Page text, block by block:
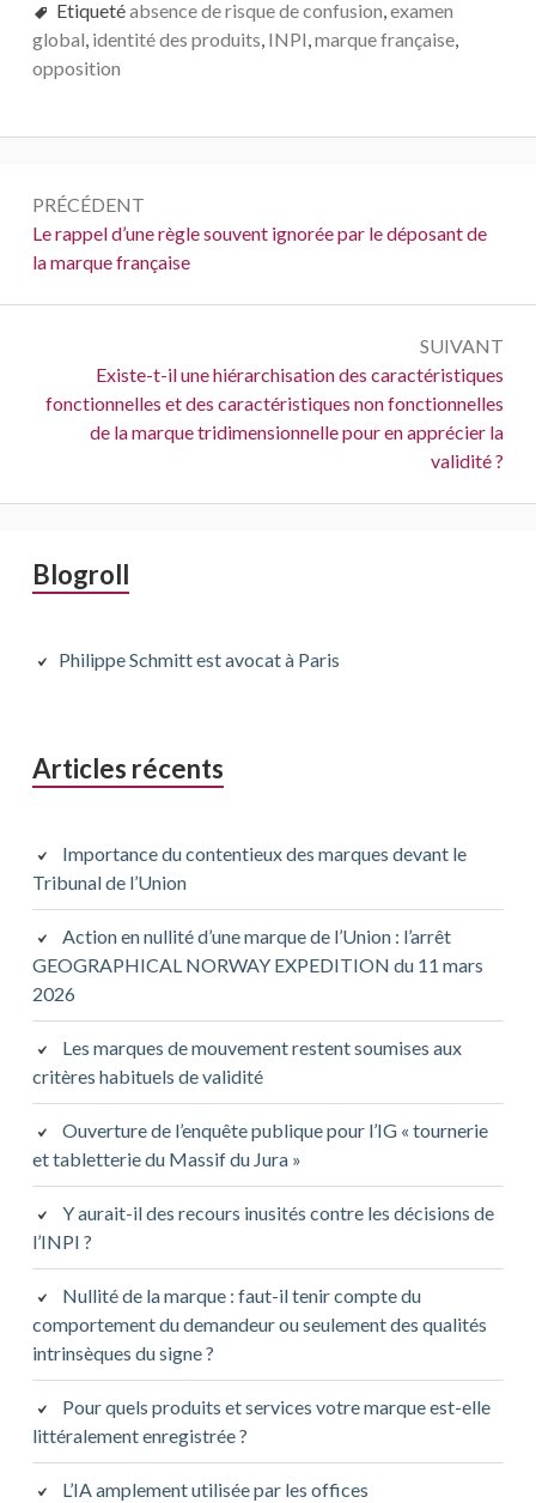
Etiquetéabsence de risque de confusion,examen
global, identité des produits, INPI,marque française,
opposition
Navigation
de
l’article
PRÉCÉDENT
Précédent :
Le rappel d’une règle souvent ignorée par le déposant de
la marque française
SUIVANT
Suivant :
Existe-t-il une hiérarchisation des caractéristiques
fonctionnelles et des caractéristiques non fonctionnelles
de la marque tridimensionnelle pour en apprécier la
validité ?
Barre
principale
Blogroll
Philippe Schmitt est avocat à Paris
Articles récents
Importance du contentieux des marques devant le
Tribunal de l’Union
Action en nullité d’une marque de l’Union : l’arrêt
GEOGRAPHICAL NORWAY EXPEDITION du 11 mars
2026
Les marques de mouvement restent soumises aux
critères habituels de validité
Ouverture de l’enquête publique pour l’IG « tournerie
et tabletterie du Massif du Jura »
Y aurait-il des recours inusités contre les décisions de
l’INPI ?
Nullité de la marque : faut-il tenir compte du
comportement du demandeur ou seulement des qualités
intrinsèques du signe ?
Pour quels produits et services votre marque est-elle
littéralement enregistrée ?
L’IA amplement utilisée par les offices